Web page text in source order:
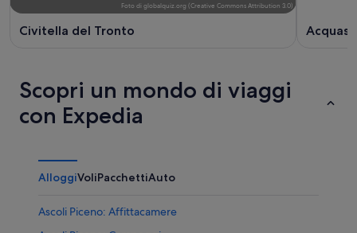
Foto di globalquiz.org (Creative Commons Attribution 3.0)
Civitella del Tronto
Scopri un mondo di viaggi
con Expedia
AlloggiVoliPacchettiAuto
Ascoli Piceno: Affittacamere